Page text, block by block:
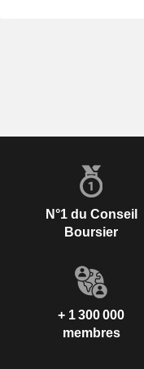
N°1 du Conseil
Boursier
+ 1 300 000
membres